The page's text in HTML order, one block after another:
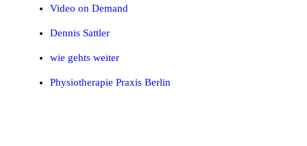
Video on Demand
Dennis Sattler
wie gehts weiter
Physiotherapie Praxis Berlin